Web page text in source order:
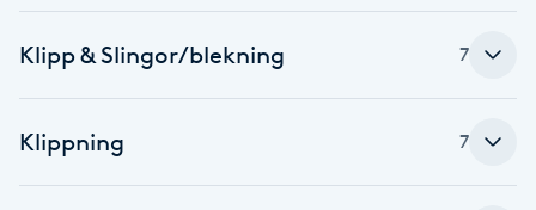
Barnklippning
Blowout
Klipp & Slingor/blekning 7
Klippning 7